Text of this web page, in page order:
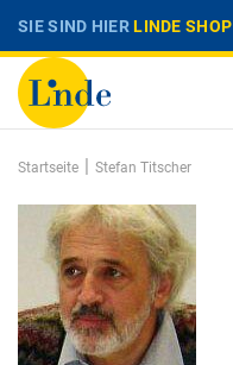
SIE SIND HIERLINDE SHOP
Startseite | Stefan Titscher